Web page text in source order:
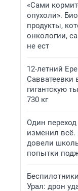
«Сами
опухоли».
продукты,
онкологии,
не ест
12-летний
Савватеевки
гигантскую
730 кг
Один
изменил
довели
попытки
Урал: дрон